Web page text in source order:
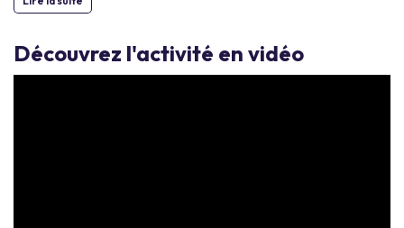
Découvrez l'activité en vidéo